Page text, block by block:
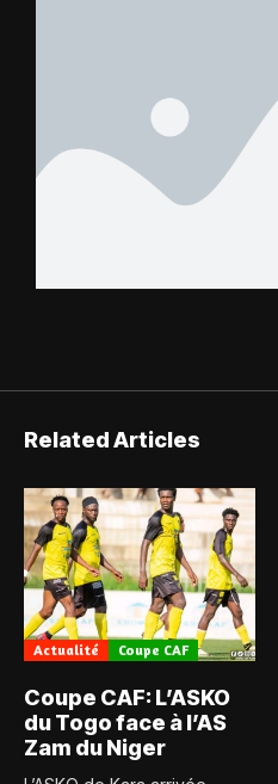
Related Articles
Actualité Coupe CAF
Coupe CAF: L’ASKO
du Togo face à l’AS
Zam du Niger